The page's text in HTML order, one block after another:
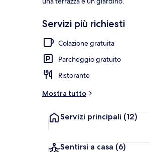
Servizi più richiesti
Colazione gratuita
Parcheggio gratuito
Ristorante
Mostra tutto
Servizi principali (12)
Sentirsi a casa (6)